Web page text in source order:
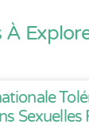
À
Sexuelles